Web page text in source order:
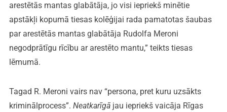
arestētās mantas glabātāja, jo visi iepriekš minētie
apstākļi kopumā tiesas kolēģijai rada pamatotas šaubas
par arestētās mantas glabātāja Rudolfa Meroni
negodprātīgu rīcību ar arestēto mantu,” teikts tiesas
lēmumā.
Tagad R. Meroni vairs nav “persona, pret kuru uzsākts
kriminālprocess”. Neatkarīgājau iepriekš vaicāja Rīgas